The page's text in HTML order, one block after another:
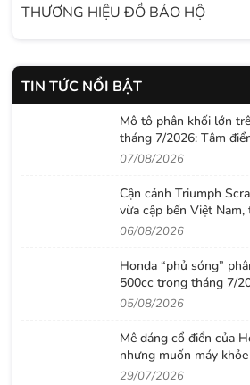
THƯƠNG HIỆU ĐỒ BẢO HỘ
TIN TỨC NỔI BẬT
Mô tô phân khối lớn
tháng 7/2026: Tâm
bản giới hạn và những
07/08/2026
Cận cảnh Triumph
vừa cập bến Việt Nam,
lưu cùng mức giá dễ
06/08/2026
Honda “phủ sóng”
500cc trong tháng 7/
đáng chú ý
05/08/2026
Mê dáng cổ điển của
nhưng muốn máy
ra lời giải với CB500 mới
29/07/2026